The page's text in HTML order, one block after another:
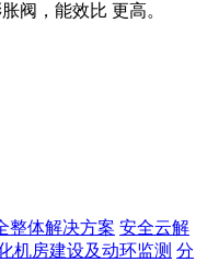
阀，能效比 更高。
整体解决方案 安全云解
机房建设及动环监测 分